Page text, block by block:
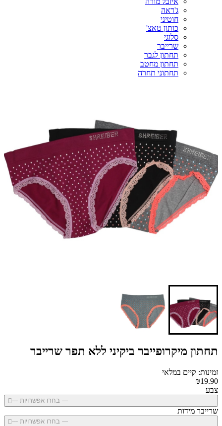
ג'דאה
חוטיני
כותון טאצ'
סלוגי
שרייבר
תחתון לגבר
תחתון מחטב
תחתוני תחרה
תחתון מיקרופייבר ביקיני ללא תפר שרייבר
זמינות: קיים במלאי
₪19.90
צבע
--- בחרו אפשרויות ---
שרייבר מידות
--- בחרו אפשרויות ---